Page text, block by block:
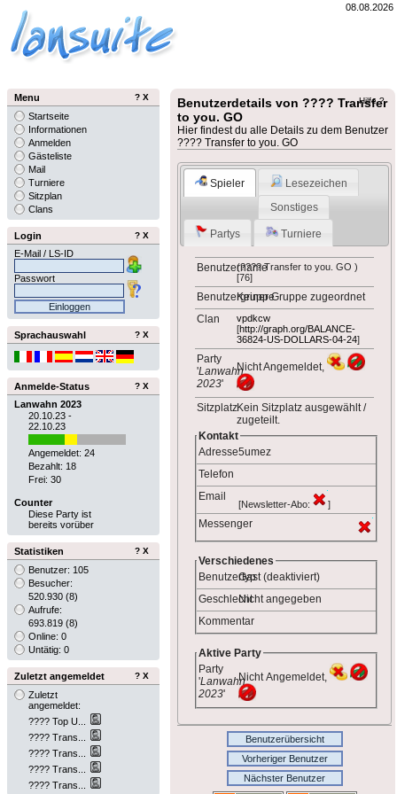
08.08.2026
Benutzerdetails von ???? Transfer
to you. GO
Hilfe ?
Hier findest du alle Details zu dem Benutzer
???? Transfer to you. GO
Spieler
Lesezeichen
Sonstiges
Partys Turniere
Benutzername(???? Transfer to you. GO )
[76]
BenutzergruppeKeiner Gruppe zugeordnet
Clan
vpdkcw
[http://graph.org/BALANCE-
36824-US-DOLLARS-04-24]
Party
'Lanwahn
2023'
Nicht Angemeldet,
SitzplatzKein Sitzplatz ausgewählt /
zugeteilt.
Kontakt
Adresse5umez
Telefon
Email
[Newsletter-Abo: ]
Messenger
Verschiedenes
BenutzertypGast (deaktiviert)
GeschlechtNicht angegeben
Kommentar
Aktive Party
Party
'Lanwahn
2023'
Nicht Angemeldet,
Benutzerübersicht
Vorheriger Benutzer
Nächster Benutzer
Menu ? X
Startseite
Informationen
Anmelden
Gästeliste
Mail
Turniere
Sitzplan
Clans
Login ? X
E-Mail / LS-ID
Passwort
Sprachauswahl ? X
Anmelde-Status ? X
Lanwahn 2023
20.10.23 -
22.10.23
Angemeldet: 24
Bezahlt: 18
Frei: 30
Counter
Diese Party ist
bereits vorüber
Statistiken ? X
Benutzer: 105
Besucher:
520.930 (8)
Aufrufe:
693.819 (8)
Online: 0
Untätig: 0
Zuletzt angemeldet ? X
Zuletzt
angemeldet:
???? Top U...
???? Trans...
???? Trans...
???? Trans...
???? Trans...